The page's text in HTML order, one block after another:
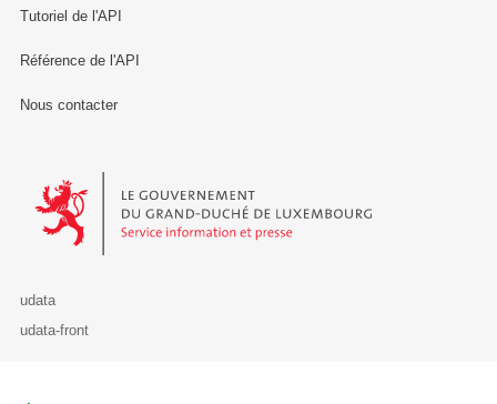
Tutoriel de l'API
Référence de l'API
Nous contacter
Le Gouvernement du Grand-Duché de Luxembourg - Service
udata
udata-front